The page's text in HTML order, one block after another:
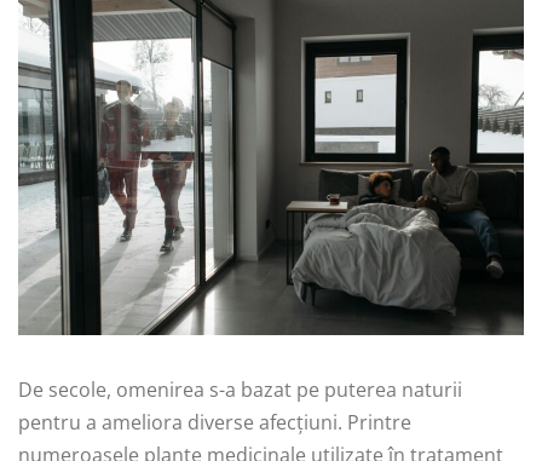
De secole, omenirea s-a bazat pe puterea naturii
pentru a ameliora diverse afecțiuni. Printre
numeroasele plante medicinale utilizate în tratament